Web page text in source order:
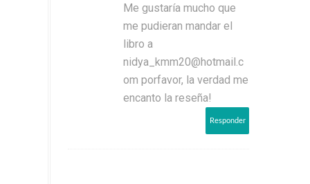
Me gustaría mucho que
me pudieran mandar el
libro a
nidya_kmm20@hotmail.c
om porfavor, la verdad me
encanto la reseña!
Responder